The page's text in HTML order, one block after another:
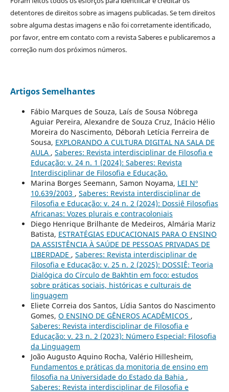
detentores de direitos sobre as imagens publicadas. Se tem direitos
sobre alguma destas imagens e não foi corretamente identificado,
por favor, entre em contato com a revista Saberes e publicaremos a
correção num dos próximos números.
Artigos Semelhantes
Fábio Marques de Souza, Laís de Sousa Nóbrega
Aguiar Pereira, Alexandre de Souza Cruz, Inácio Hélio
Moreira do Nascimento, Déborah Letícia Ferreira de
Sousa, EXPLORANDO A CULTURA DIGITAL NA SALA DE
AULA , Saberes: Revista interdisciplinar de Filosofia e
Educação: v. 24 n. 1 (2024): Saberes: Revista
Interdisciplinar de Filosofia e Educação.
Marina Borges Seemann, Samon Noyama, LEI Nº
10.639/2003 , Saberes: Revista interdisciplinar de
Filosofia e Educação: v. 24 n. 2 (2024): Dossiê Filosofias
Africanas: Vozes plurais e contracoloniais
Diego Henrique Brilhante de Medeiros, Almária Mariz
Batista, ESTRATÉGIAS EDUCACIONAIS PARA O ENSINO
DA ASSISTÊNCIA À SAÚDE DE PESSOAS PRIVADAS DE
LIBERDADE , Saberes: Revista interdisciplinar de
Filosofia e Educação: v. 25 n. 2 (2025): DOSSIÊ: Teoria
Dialógica do Círculo de Bakhtin em foco: estudos
sobre práticas sociais, históricas e culturais de
linguagem
Eliete Correia dos Santos, Lídia Santos do Nascimento
Gomes, O ENSINO DE GÊNEROS ACADÊMICOS ,
Saberes: Revista interdisciplinar de Filosofia e
Educação: v. 23 n. 2 (2023): Número Especial: Filosofia
da Linguagem
João Augusto Aquino Rocha, Valério Hillesheim,
Fundamentos e práticas da monitoria de ensino em
filosofia na Universidade do Estado da Bahia ,
Saberes: Revista interdisciplinar de Filosofia e